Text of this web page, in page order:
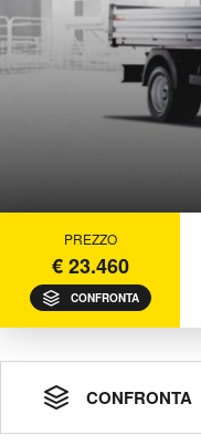
PREZZO
€ 23.460
CONFRONTA
CONFRONTA